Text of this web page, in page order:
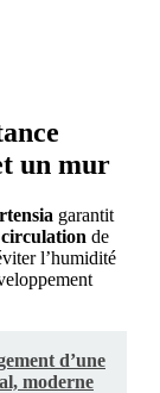
un mur
garantit
circulation de
l’humidité
d’une
moderne